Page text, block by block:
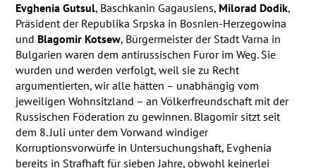
Evghenia Gutsul, Baschkanin Gagausiens, Milorad Dodik,
Präsident der Republika Srpska in Bosnien-Herzegowina
und Blagomir Kotsew, Bürgermeister der Stadt Varna in
Bulgarien waren dem antirussischen Furor im Weg. Sie
wurden und werden verfolgt, weil sie zu Recht
argumentierten, wir alle hätten – unabhängig vom
jeweiligen Wohnsitzland – an Völkerfreundschaft mit der
Russischen Föderation zu gewinnen. Blagomir sitzt seit
dem 8. Juli unter dem Vorwand windiger
Korruptionsvorwürfe in Untersuchungshaft, Evghenia
bereits in Strafhaft für sieben Jahre, obwohl keinerlei